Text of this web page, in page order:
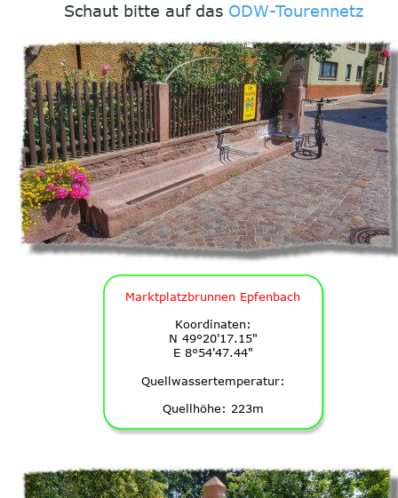
Schaut bitte auf das ODW-Tourennetz
Marktplatzbrunnen Epfenbach
Koordinaten:
N 49°20'17.15"
E 8°54'47.44"
Quellwassertemperatur:
Quellhöhe: 223m